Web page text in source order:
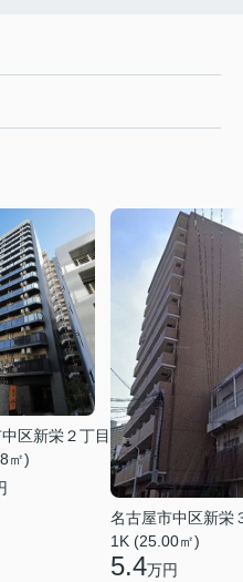
区新栄２丁目
㎡)
名古屋市中区新栄
1K (25.00㎡)
5.4万円